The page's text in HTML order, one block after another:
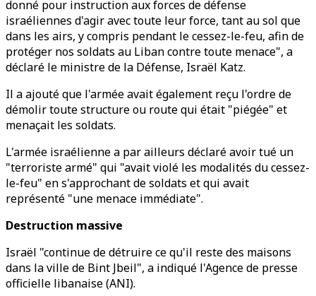
donné pour instruction aux forces de défense
israéliennes d'agir avec toute leur force, tant au sol que
dans les airs, y compris pendant le cessez-le-feu, afin de
protéger nos soldats au Liban contre toute menace", a
déclaré le ministre de la Défense, Israël Katz.
Il a ajouté que l'armée avait également reçu l'ordre de
démolir toute structure ou route qui était "piégée" et
menaçait les soldats.
L'armée israélienne a par ailleurs déclaré avoir tué un
"terroriste armé" qui "avait violé les modalités du cessez-
le-feu" en s'approchant de soldats et qui avait
représenté "une menace immédiate".
Destruction massive
Israël "continue de détruire ce qu'il reste des maisons
dans la ville de Bint Jbeil", a indiqué l'Agence de presse
officielle libanaise (ANI).